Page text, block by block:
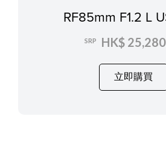
RF85mm F1.2 L
SRP HK$
立即購買